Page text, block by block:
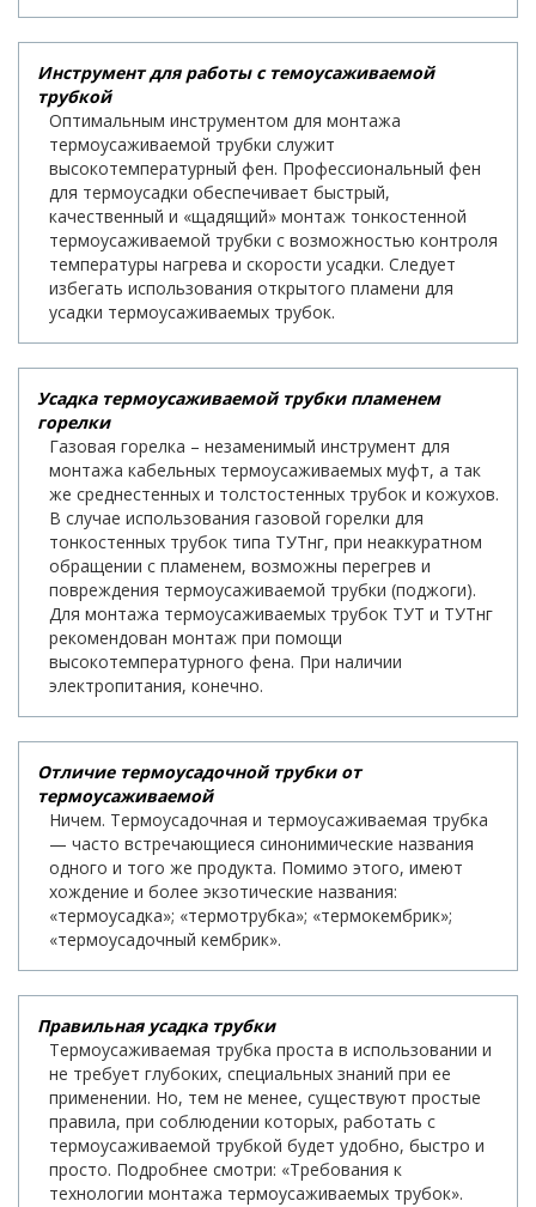
Инструмент для работы с темоусаживаемой
трубкой
Оптимальным инструментом для монтажа
термоусаживаемой трубки служит
высокотемпературный фен. Профессиональный фен
для термоусадки обеспечивает быстрый,
качественный и «щадящий» монтаж тонкостенной
термоусаживаемой трубки с возможностью контроля
температуры нагрева и скорости усадки. Следует
избегать использования открытого пламени для
усадки термоусаживаемых трубок.
Усадка термоусаживаемой трубки пламенем
горелки
Газовая горелка – незаменимый инструмент для
монтажа кабельных термоусаживаемых муфт, а так
же среднестенных и толстостенных трубок и кожухов.
В случае использования газовой горелки для
тонкостенных трубок типа ТУТнг, при неаккуратном
обращении с пламенем, возможны перегрев и
повреждения термоусаживаемой трубки (поджоги).
Для монтажа термоусаживаемых трубок ТУТ и ТУТнг
рекомендован монтаж при помощи
высокотемпературного фена. При наличии
электропитания, конечно.
Отличие термоусадочной трубки от
термоусаживаемой
Ничем. Термоусадочная и термоусаживаемая трубка
— часто встречающиеся синонимические названия
одного и того же продукта. Помимо этого, имеют
хождение и более экзотические названия:
«термоусадка»; «термотрубка»; «термокембрик»;
«термоусадочный кембрик».
Правильная усадка трубки
Термоусаживаемая трубка проста в использовании и
не требует глубоких, специальных знаний при ее
применении. Но, тем не менее, существуют простые
правила, при соблюдении которых, работать с
термоусаживаемой трубкой будет удобно, быстро и
просто. Подробнее смотри: «Требования к
технологии монтажа термоусаживаемых трубок».